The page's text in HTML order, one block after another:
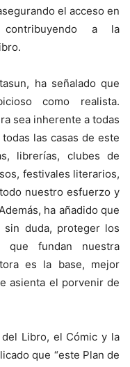
el acceso en
a la
ha señalado que
como realista.
sea inherente a todas
las casas de este
librerías, clubes de
festivales literarios,
nuestro esfuerzo y
ha añadido que
duda, proteger los
que fundan nuestra
es la base, mejor
asienta el porvenir de
Libro, el Cómic y la
que “este Plan de